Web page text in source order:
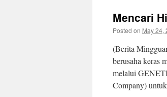
Mencari
Posted on May 24,
(Berita
berusaha keras
melalui
Company)